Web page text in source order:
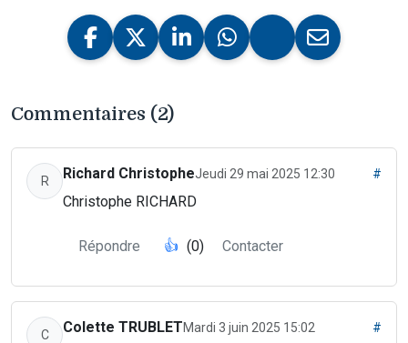
Commentaires (2)
R Richard ChristopheJeudi 29 mai 2025 12:30 #
Christophe RICHARD
Répondre 👍 (0) Contacter
C Colette TRUBLETMardi 3 juin 2025 15:02 #